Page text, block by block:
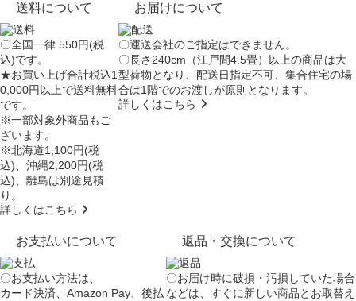
送料について
〇全国一律 550円(税
込)です。
★お買い上げ合計税込1
0,000円以上で送料無料
です。
※一部対象外商品もご
ざいます。
※北海道1,100円(税
込)、沖縄2,200円(税
込)、離島は別途見積
り。
詳しくはこちら
お届けについて
〇運送会社のご指定はできません。
〇長さ240cm（江戸間4.5畳）以上の商品は大
型荷物となり、配送日指定不可、集合住宅の場
合は1階でのお渡しが原則となります。
詳しくはこちら
お支払いについて
〇お支払い方法は、
カード決済、Amazon Pay、後払
返品・交換について
〇お届け時に破損・汚損していた場合
などは、すぐに新しい商品とお取替え